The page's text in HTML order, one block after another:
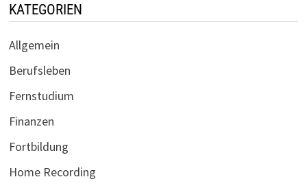
KATEGORIEN
Allgemein
Berufsleben
Fernstudium
Finanzen
Fortbildung
Home Recording